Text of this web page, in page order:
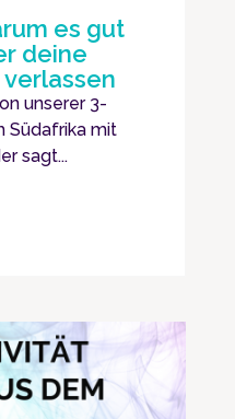
es gut
deine
unserer 3-
Südafrika mit
sagt...